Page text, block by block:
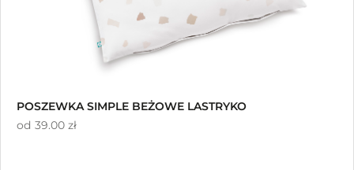
POSZEWKA SIMPLE BEŻOWE LASTRYKO
od 39.00 zł